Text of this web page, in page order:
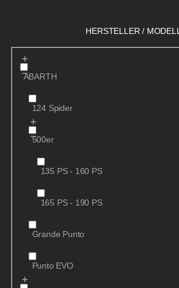
HERSTELLER / MODELL
ABARTH
124 Spider
500er
135 PS - 160 PS
165 PS - 190 PS
Grande Punto
Punto EVO